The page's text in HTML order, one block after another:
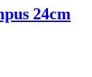
24cm